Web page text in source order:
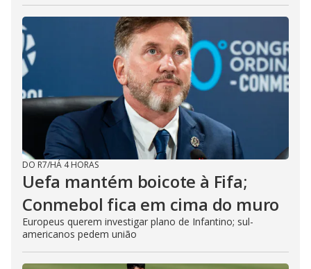
DO R7/HÁ 4 HORAS
Uefa mantém boicote à Fifa;
Conmebol fica em cima do muro
Europeus querem investigar plano de Infantino; sul-
americanos pedem união